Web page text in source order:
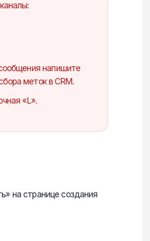
напишите
меток в CRM.
«L».
на странице создания